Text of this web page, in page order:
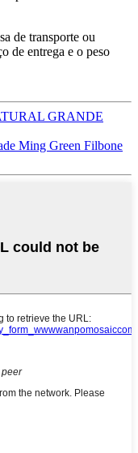
de transporte ou
de entrega e o peso
GRANDE
Ming Green Filbone